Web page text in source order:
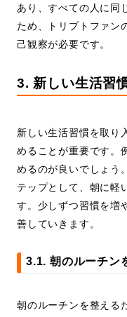
あり、すべての人に同
ため、トリプトファン
己観察が必要です。
3. 新しい生活習
新しい生活習慣を取り
めることが重要です。
めるのが良いでしょう
テップとして、朝に軽
す。少しずつ習慣を増
善していきます。
3.1. 朝のルーチン
朝のルーチンを整える